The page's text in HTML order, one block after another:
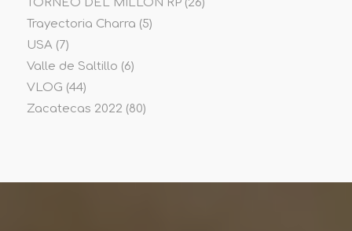
TORNEO DEL MILLON RP(26)
Trayectoria Charra (5)
USA(7)
Valle de Saltillo (6)
VLOG (44)
Zacatecas 2022 (80)